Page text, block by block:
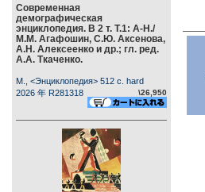
Современная
демографическая
энциклопедия. В 2 т. Т.1: А-Н./
М.М. Агафошин, С.Ю. Аксенова,
А.Н. Алексеенко и др.; гл. ред.
А.А. Ткаченко.
М., <Энциклопедия> 512 c. hard
2026 年 R281318
\26,950